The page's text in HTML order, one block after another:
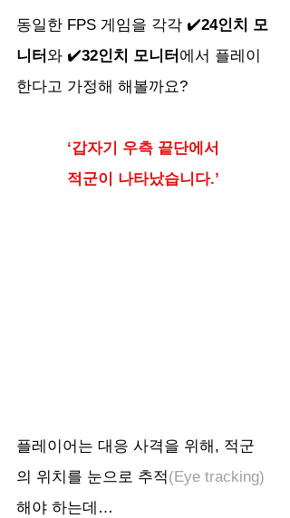
동일한 FPS 게임을 각각 ✔️24인치 모
니터 와 ✔️32인치 모니터 에서 플레이
한다고 가정해 해볼까요?
‘갑자기 우측 끝단에서
적군이 나타났습니다.’
플레이어는 대응 사격을 위해, 적군
의 위치를 눈으로 추적(Eye tracking)
해야 하는데…